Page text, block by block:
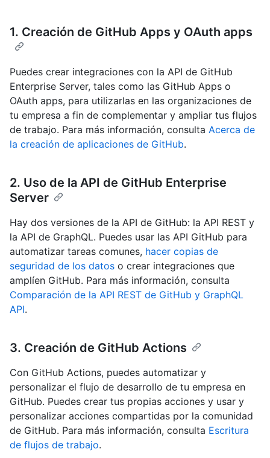
1. Creación de GitHub Apps y OAuth apps
Puedes crear integraciones con la API de GitHub
Enterprise Server, tales como las GitHub Apps o
OAuth apps, para utilizarlas en las organizaciones de
tu empresa a fin de complementar y ampliar tus flujos
de trabajo. Para más información, consulta Acerca de
la creación de aplicaciones de GitHub.
2. Uso de la API de GitHub Enterprise
Server
Hay dos versiones de la API de GitHub: la API REST y
la API de GraphQL. Puedes usar las API GitHub para
automatizar tareas comunes, hacer copias de
seguridad de los datos o crear integraciones que
amplíen GitHub. Para más información, consulta
Comparación de la API REST de GitHub y GraphQL
API.
3. Creación de GitHub Actions
Con GitHub Actions, puedes automatizar y
personalizar el flujo de desarrollo de tu empresa en
GitHub. Puedes crear tus propias acciones y usar y
personalizar acciones compartidas por la comunidad
de GitHub. Para más información, consulta Escritura
de flujos de trabajo.